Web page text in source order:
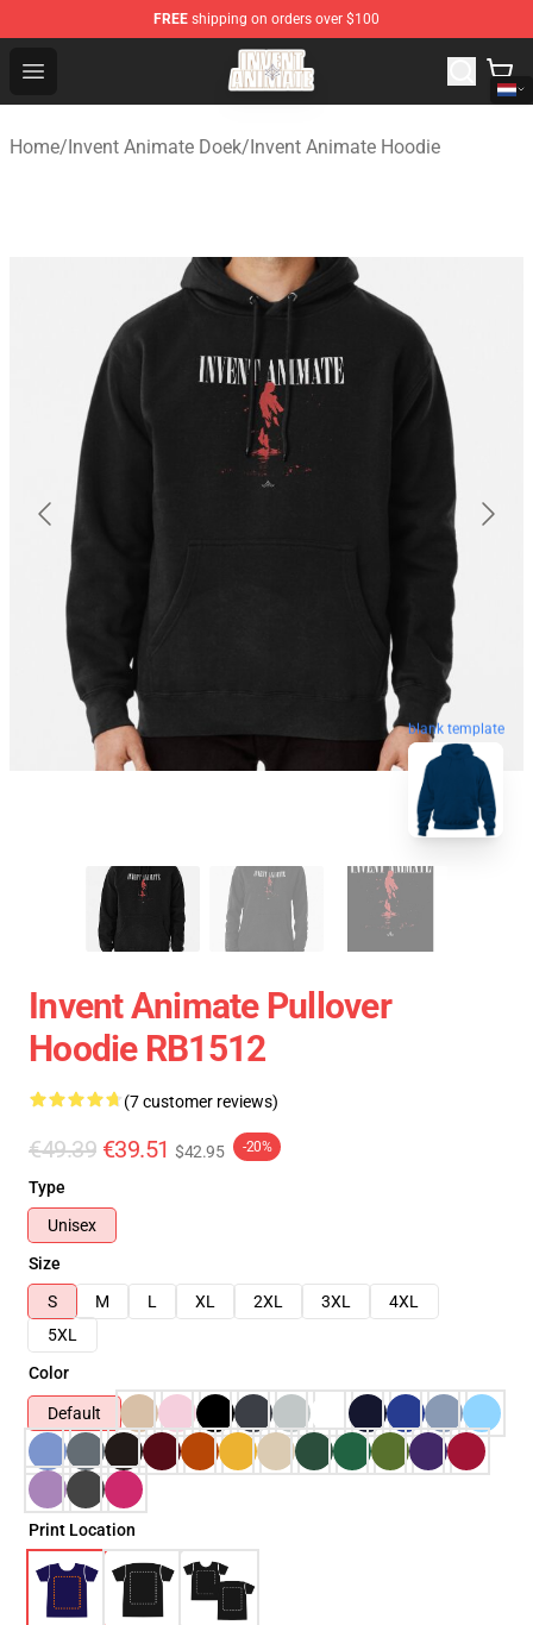
FREE shipping on orders over $100
Open menu
Invent Animate Shop - Official Invent Animate
Home/Invent Animate Doek/Invent Animate Hoodie
blank template
Invent Animate Pullover
Hoodie RB1512
(7 customer reviews)
€49.39 €39.51 $42.95 -20%
Type
Unisex
Size
S
M L XL 2XL 3XL
4XL
5XL
Color
Default
Print Location